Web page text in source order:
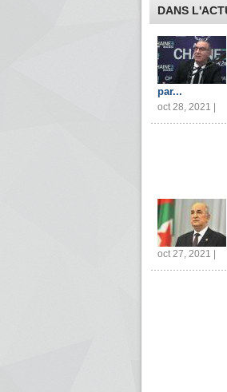
DANS
par...
oct 28, 2021 |
oct 27, 2021 |